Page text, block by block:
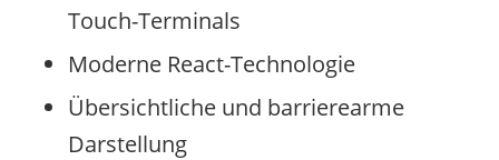
Touch-Terminals
Moderne React-Technologie
Übersichtliche und barrierearme
Darstellung